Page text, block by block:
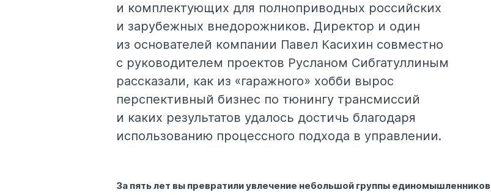
и комплектующих для полноприводных российских
и зарубежных внедорожников. Директор и один
из основателей компании Павел Касихин совместно
с руководителем проектов Русланом Сибгатуллиным
рассказали, как из «гаражного» хобби вырос
перспективный бизнес по тюнингу трансмиссий
и каких результатов удалось достичь благодаря
использованию процессного подхода в управлении.
За пять лет вы превратили увлечение небольшой группы единомышленников